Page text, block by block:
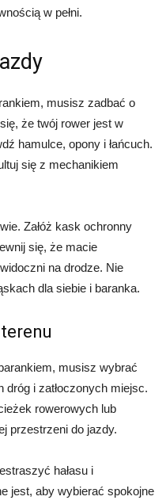
w pełni.
musisz zadbać o
że twój rower jest w
hamulce, opony i łańcuch.
się z mechanikiem
Załóż kask ochronny
się, że macie
na drodze. Nie
dla siebie i baranka.
musisz wybrać
dróg i zatłoczonych miejsc.
rowerowych lub
przestrzeni do jazdy.
hałasu i
jest, aby wybierać spokojne